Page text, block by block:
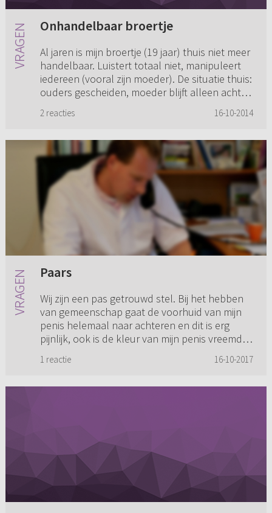
Onhandelbaar broertje
Al jaren is mijn broertje (19 jaar) thuis niet meer
handelbaar. Luistert totaal niet, manipuleert
iedereen (vooral zijn moeder). De situatie thuis:
ouders gescheiden, moeder blijft alleen achter
2 reacties 16-10-2014
Paars
Wij zijn een pas getrouwd stel. Bij het hebben
van gemeenschap gaat de voorhuid van mijn
penis helemaal naar achteren en dit is erg
pijnlijk, ook is de kleur van mijn penis vreemd,
1 reactie 16-10-2017